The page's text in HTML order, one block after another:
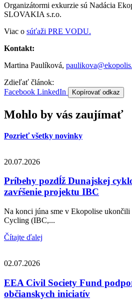
Organizátormi exkurzie sú Nadácia
SLOVAKIA s.r.o.
Viac o súťaži PRE VODU.
Kontakt:
Martina Paulíková,
Zdieľať článok:
Facebook LinkedIn Kopírovať odkaz
Mohlo by vás zaujímať
Pozrieť všetky novinky
20.07.2026
Príbehy pozdĺž Dunajskej
zavŕšenie projektu IBC
Na konci júna sme v Ekopolise
Cycling (IBC,...
Čítajte ďalej
02.07.2026
EEA Civil Society Fund
občianskych iniciatív